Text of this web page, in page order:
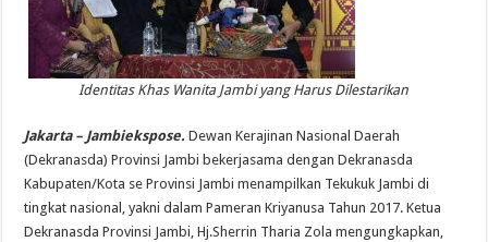
Identitas Khas Wanita Jambi yang Harus Dilestarikan
Jakarta – Jambiekspose. Dewan Kerajinan Nasional Daerah
(Dekranasda) Provinsi Jambi bekerjasama dengan Dekranasda
Kabupaten/Kota se Provinsi Jambi menampilkan Tekukuk Jambi di
tingkat nasional, yakni dalam Pameran Kriyanusa Tahun 2017. Ketua
Dekranasda Provinsi Jambi, Hj.Sherrin Tharia Zola mengungkapkan,